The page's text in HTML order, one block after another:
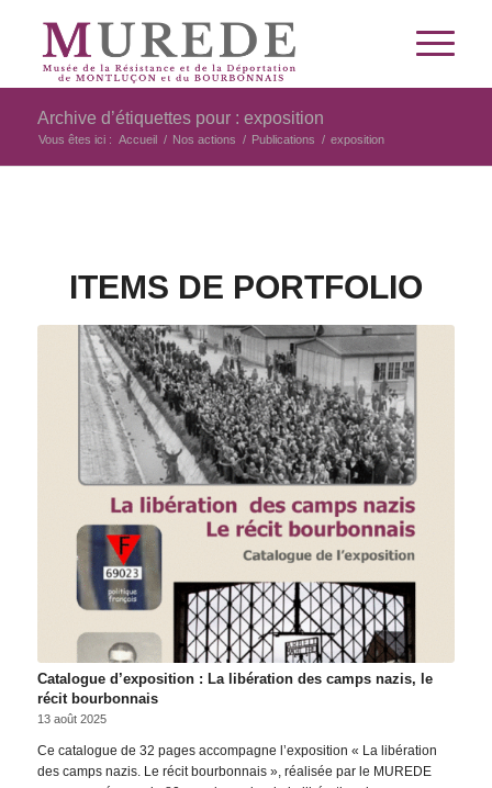
Archive d’étiquettes pour : exposition
Vous êtes ici : Accueil / Nos actions / Publications / exposition
ITEMS DE PORTFOLIO
Catalogue d’exposition : La libération des camps nazis, le
récit bourbonnais
13 août 2025
Ce catalogue de 32 pages accompagne l’exposition « La libération
des camps nazis. Le récit bourbonnais », réalisée par le MUREDE